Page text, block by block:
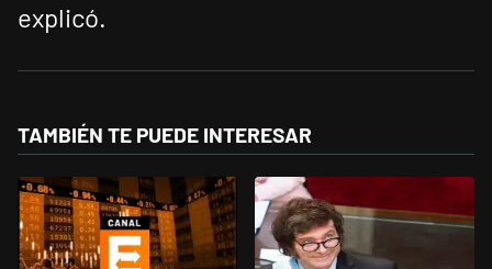
explicó.
TAMBIÉN TE PUEDE INTERESAR